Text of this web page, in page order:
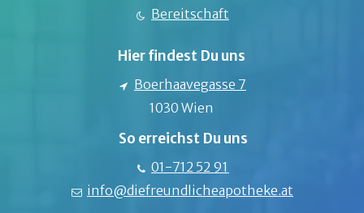
Bereitschaft
Hier findest Du uns
Boerhaavegasse 7
1030 Wien
So erreichst Du uns
01-712 52 91
info@diefreundlicheapotheke.at